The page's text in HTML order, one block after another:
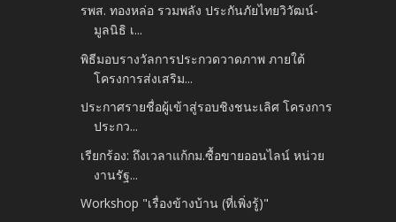
รพส. ทองหล่อ รวมพลัง ประกันภัยไทยวิวัฒน์-
มูลนิธิ เ...
พิธีมอบรางวัลการประกวดวาดภาพ ภายใต้
โครงการส่งเสริม...
ประกาศรายชื่อผู้เข้าสู่รอบชิงชนะเลิศ โครงการ
ประกว...
เรียกร้อง: ถึงเวลาแก้กม.ซื้อขายออนไลน์ หน่วย
งานรัฐ...
Workshop "เรื่องข้างบ้าน (ที่เพิ่งรู้)"